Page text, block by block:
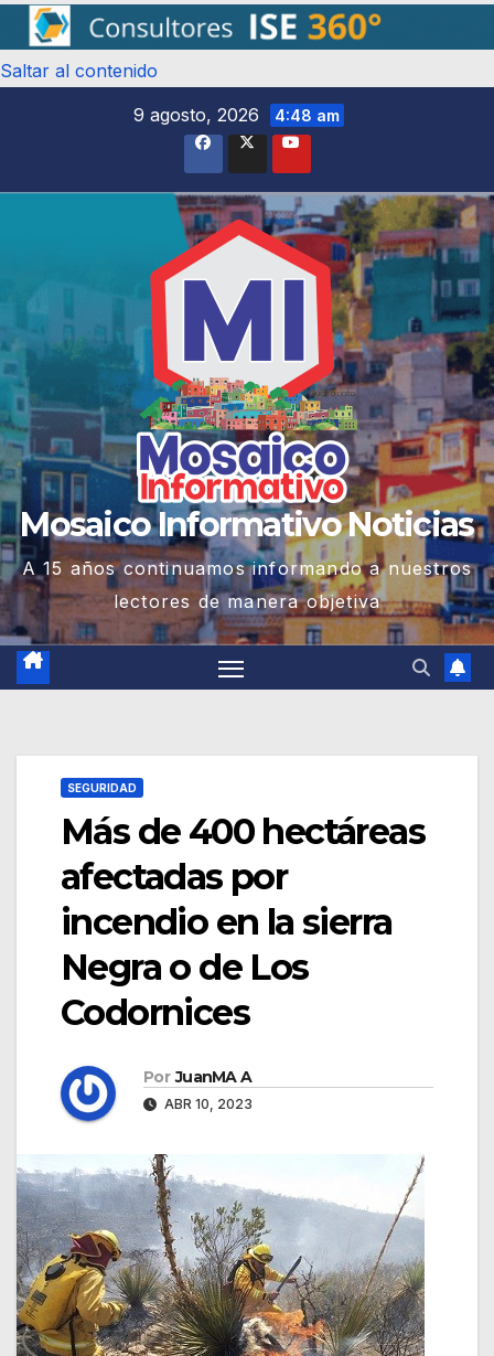
Saltar al contenido
9 agosto, 2026
4:48 am
Mosaico Informativo Noticias
A 15 años continuamos informando a nuestros
lectores de manera objetiva
SEGURIDAD
Más de 400 hectáreas
afectadas por
incendio en la sierra
Negra o de Los
Codornices
Por JuanMA A
ABR 10, 2023